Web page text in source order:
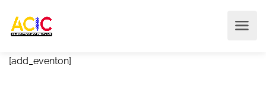
[add_eventon]